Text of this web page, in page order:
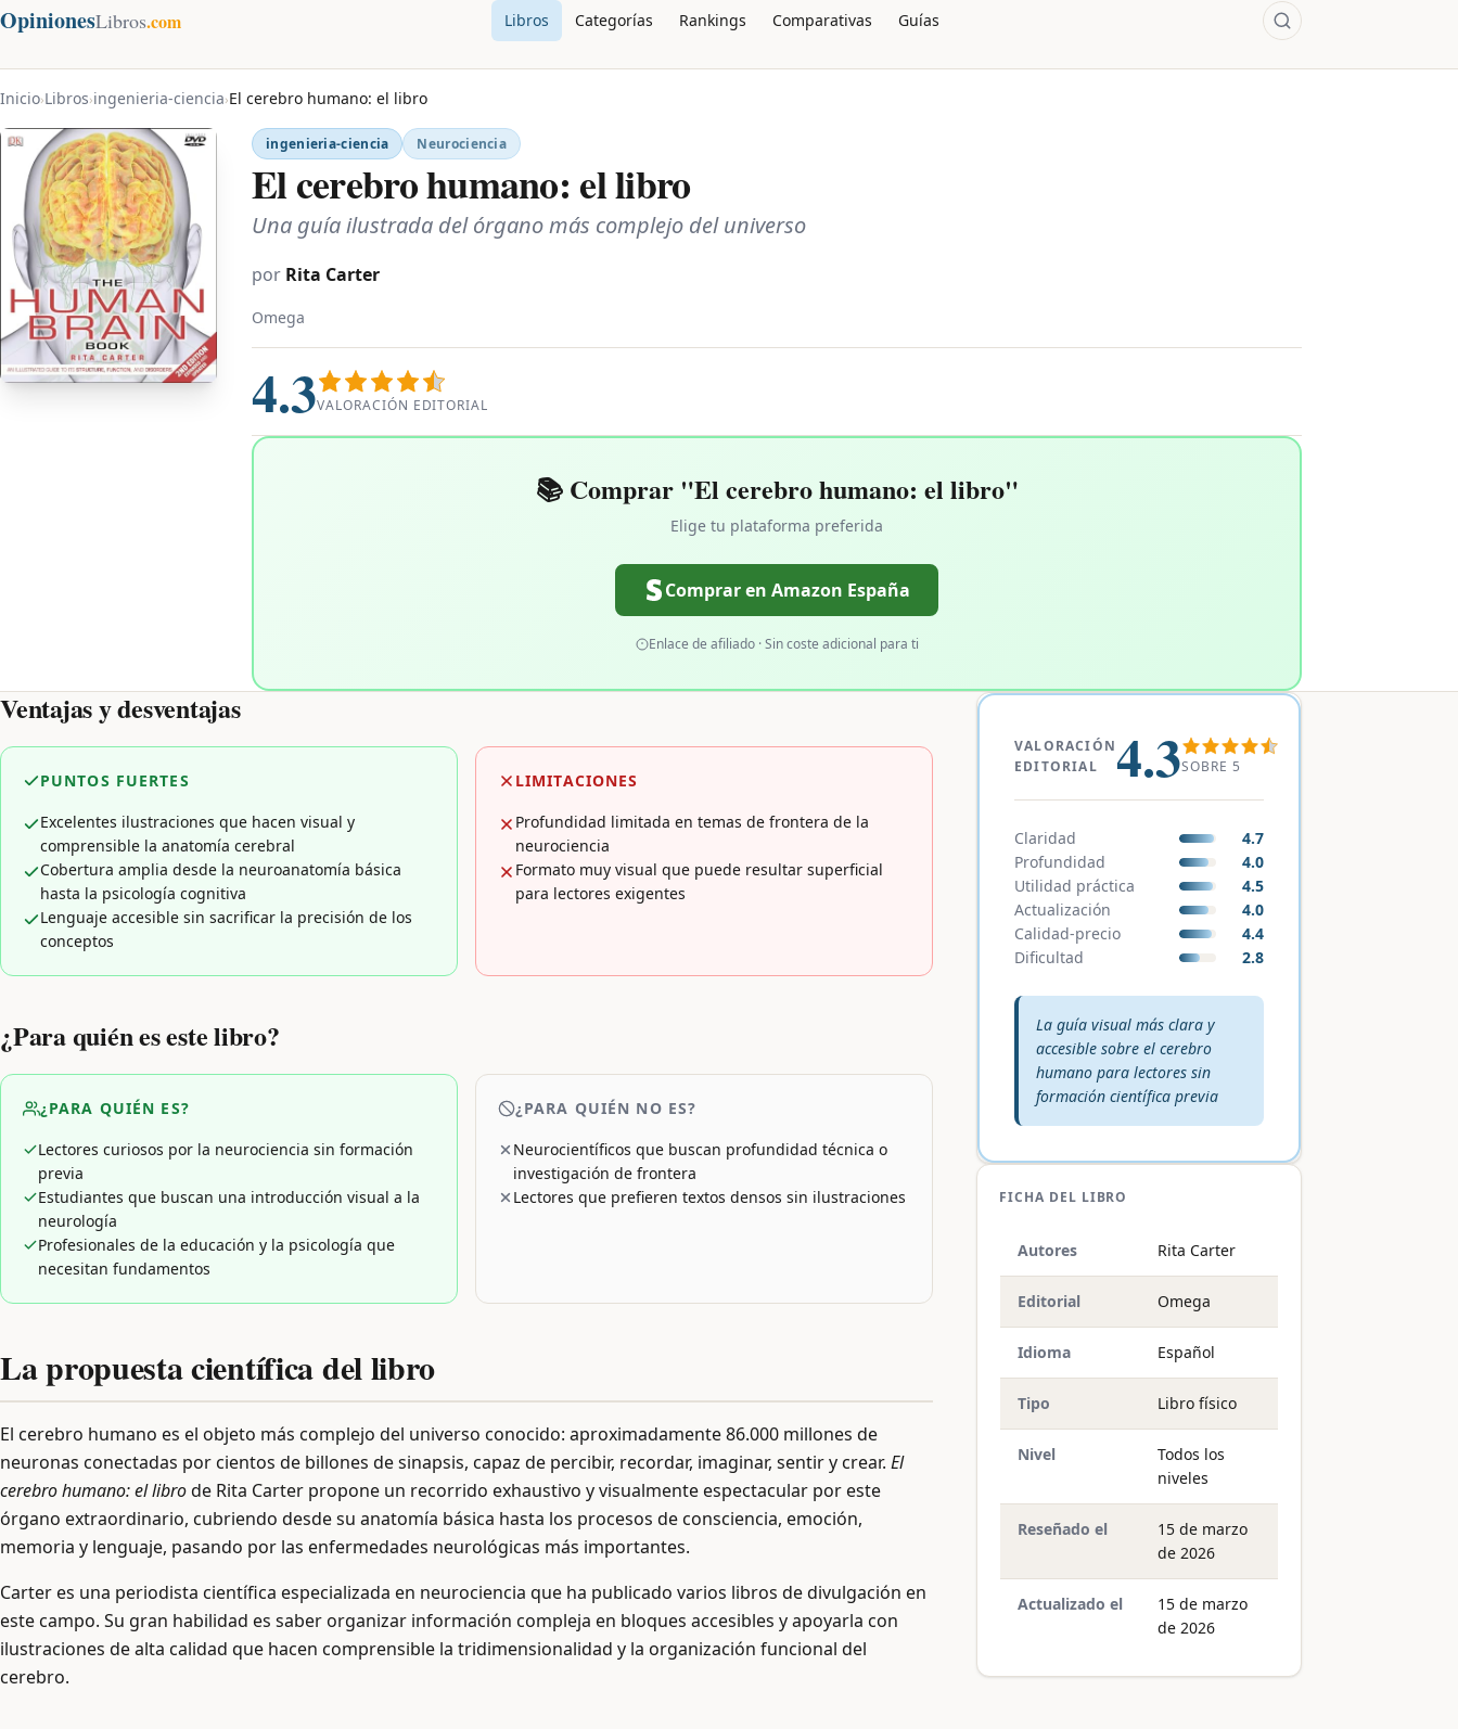
OpinionesLibros.com Libros Categorías Rankings Comparativas Guías
Inicio›Libros›ingenieria-ciencia›El cerebro humano: el libro
ingenieria-ciencia Neurociencia
El cerebro humano: el libro
Una guía ilustrada del órgano más complejo del universo
por Rita Carter
Omega
4.3VALORACIÓN EDITORIAL
📚 Comprar "El cerebro humano: el libro"
Elige tu plataforma preferida
Comprar en Amazon España
Enlace de afiliado · Sin coste adicional para ti
Ventajas y desventajas
PUNTOS FUERTES
Excelentes ilustraciones que hacen visual y
comprensible la anatomía cerebral
Cobertura amplia desde la neuroanatomía básica
hasta la psicología cognitiva
Lenguaje accesible sin sacrificar la precisión de los
conceptos
LIMITACIONES
Profundidad limitada en temas de frontera de la
neurociencia
Formato muy visual que puede resultar superficial
para lectores exigentes
¿Para quién es este libro?
¿PARA QUIÉN ES?
Lectores curiosos por la neurociencia sin formación
previa
Estudiantes que buscan una introducción visual a la
neurología
Profesionales de la educación y la psicología que
necesitan fundamentos
¿PARA QUIÉN NO ES?
Neurocientíficos que buscan profundidad técnica o
investigación de frontera
Lectores que prefieren textos densos sin ilustraciones
La propuesta científica del libro
El cerebro humano es el objeto más complejo del universo conocido: aproximadamente 86.000 millones de
neuronas conectadas por cientos de billones de sinapsis, capaz de percibir, recordar, imaginar, sentir y crear. El
cerebro humano: el librode Rita Carter propone un recorrido exhaustivo y visualmente espectacular por este
órgano extraordinario, cubriendo desde su anatomía básica hasta los procesos de consciencia, emoción,
memoria y lenguaje, pasando por las enfermedades neurológicas más importantes.
Carter es una periodista científica especializada en neurociencia que ha publicado varios libros de divulgación en
este campo. Su gran habilidad es saber organizar información compleja en bloques accesibles y apoyarla con
ilustraciones de alta calidad que hacen comprensible la tridimensionalidad y la organización funcional del
cerebro.
VALORACIÓN
EDITORIAL
4.3SOBRE 5
Claridad
4.7
Profundidad
4.0
Utilidad práctica
4.5
Actualización
4.0
Calidad-precio
4.4
Dificultad
2.8
Veredicto editorial:
La guía visual más clara y
accesible sobre el cerebro
humano para lectores sin
formación científica previa
FICHA DEL LIBRO
Autores Rita Carter
Editorial Omega
Idioma Español
Tipo Libro físico
Nivel
Todos los
niveles
Reseñado el
15 de marzo
de 2026
Actualizado el
15 de marzo
de 2026